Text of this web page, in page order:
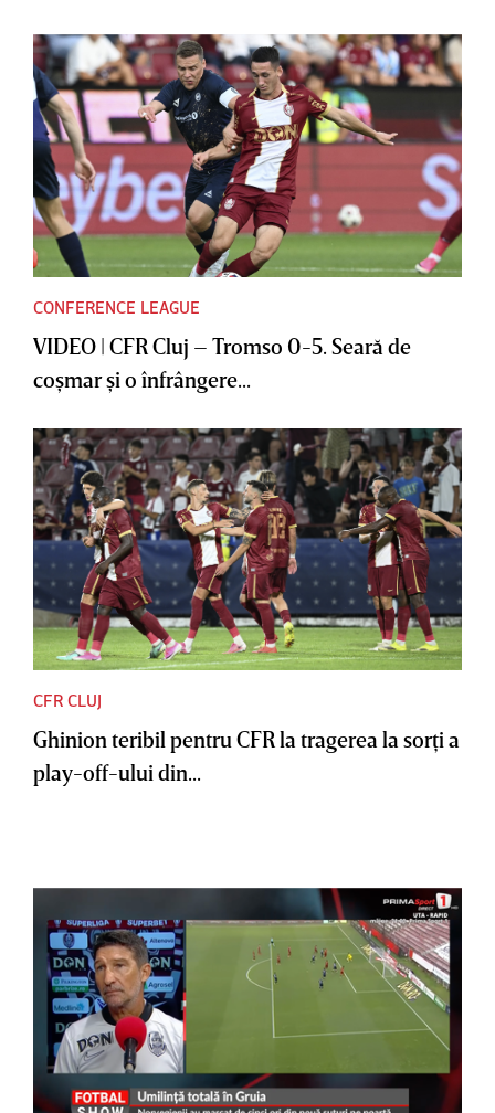
CONFERENCE LEAGUE
VIDEO | CFR Cluj – Tromso 0-5. Seară de
coşmar şi o înfrângere...
CFR CLUJ
Ghinion teribil pentru CFR la tragerea la sorţi a
play-off-ului din...